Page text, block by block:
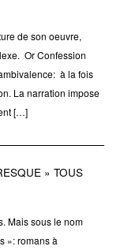
de son oeuvre,
Or Confession
à la fois
La narration impose
[…]
» TOUS
Mais sous le nom
»: romans à